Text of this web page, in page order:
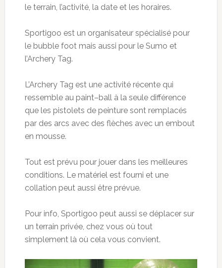
le terrain, l’activité, la date et les horaires.
Sportigoo est un organisateur spécialisé pour
le bubble foot mais aussi pour le Sumo et
l’ArcheryTag.
L’ArcheryTag est une activité récente qui
ressemble au paint–ballà la seule différence
que les pistolets de peinture sont remplacés
par des arcs avec des flèches avec un embout
en mousse.
Tout est prévu pour jouer dans les meilleures
conditions. Le matériel est fourni et une
collation peut aussi être prévue.
Pour info, Sportigoo peut aussi se déplacersur
un terrain privée, chez vous où tout
simplement là où cela vous convient.